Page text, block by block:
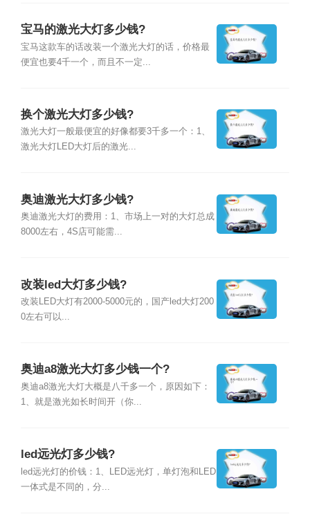
宝马的激光大灯多少钱?
宝马这款车的话改装一个激光大灯的话，价格最
便宜也要4千一个，而且不一定...
换个激光大灯多少钱?
激光大灯一般最便宜的好像都要3千多一个：1、
激光大灯LED大灯后的激光...
奥迪激光大灯多少钱?
奥迪激光大灯的费用：1、市场上一对的大灯总成
8000左右，4S店可能需...
改装led大灯多少钱?
改装LED大灯有2000-5000元的，国产led大灯200
0左右可以...
奥迪a8激光大灯多少钱一个?
奥迪a8激光大灯大概是八千多一个，原因如下：
1、就是激光如长时间开（你...
led远光灯多少钱?
led远光灯的价钱：1、LED远光灯，单灯泡和LED
一体式是不同的，分...